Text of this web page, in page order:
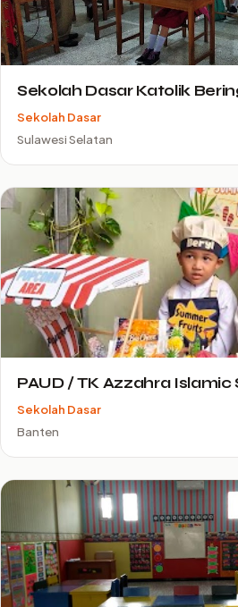
Sekolah Dasar Katolik
Sekolah Dasar
Sulawesi Selatan
PAUD / TK Azzahra Islamic
Sekolah Dasar
Banten